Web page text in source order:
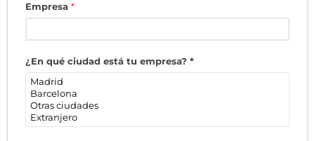
Empresa *
¿En qué ciudad está tu empresa? *